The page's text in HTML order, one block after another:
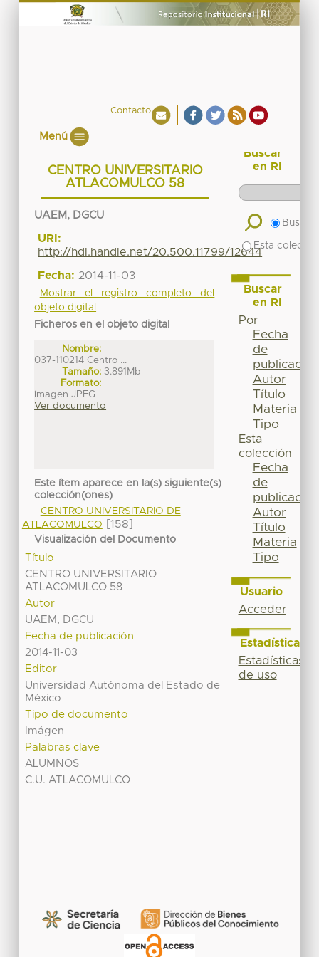
Contacto
Menú
CENTRO UNIVERSITARIO
ATLACOMULCO 58
UAEM, DGCU
URI:
http://hdl.handle.net/20.500.11799/12644
Fecha: 2014-11-03
Mostrar el registro completo del
objeto digital
Ficheros en el objeto digital
Nombre:
037-110214 Centro ...
Tamaño: 3.891Mb
Formato:
imagen JPEG
Ver documento
Este ítem aparece en la(s) siguiente(s)
colección(ones)
CENTRO UNIVERSITARIO DE
ATLACOMULCO
[158]
Visualización del Documento
Título
CENTRO UNIVERSITARIO
ATLACOMULCO 58
Autor
UAEM, DGCU
Fecha de publicación
2014-11-03
Editor
Universidad Autónoma del Estado de
México
Tipo de documento
Imágen
Palabras clave
ALUMNOS
C.U. ATLACOMULCO
Buscar
en RI
Buscar
Esta
Buscar
en RI
Por
Fecha
de
publicación
Autor
Título
Materia
Tipo
Esta
colección
Fecha
de
publicación
Autor
Título
Materia
Tipo
Usuario
Acceder
Estadísticas
Estadísticas
de uso